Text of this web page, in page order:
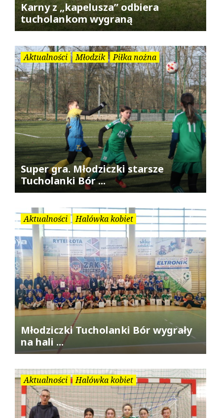
Karny z „kapelusza” odbiera
tucholankom wygraną
Aktualności Młodzik Piłka nożna
Super gra. Młodziczki starsze
Tucholanki Bór ...
Aktualności Halówka kobiet
Młodziczki Tucholanki Bór wygrały
na hali ...
Aktualności Halówka kobiet